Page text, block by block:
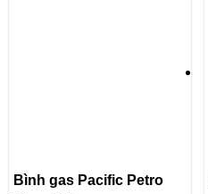
Bình gas Pacific Petro